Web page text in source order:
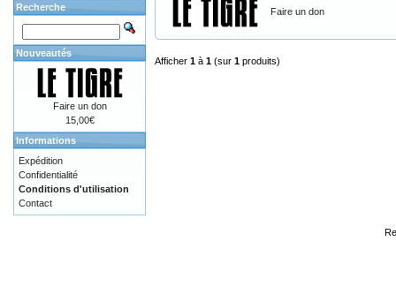
Faire un don
Afficher 1 à 1 (sur 1 produits)
Recherche
Nouveautés
Faire un don
15,00€
Informations
Expédition
Confidentialité
Conditions d'utilisation
Contact